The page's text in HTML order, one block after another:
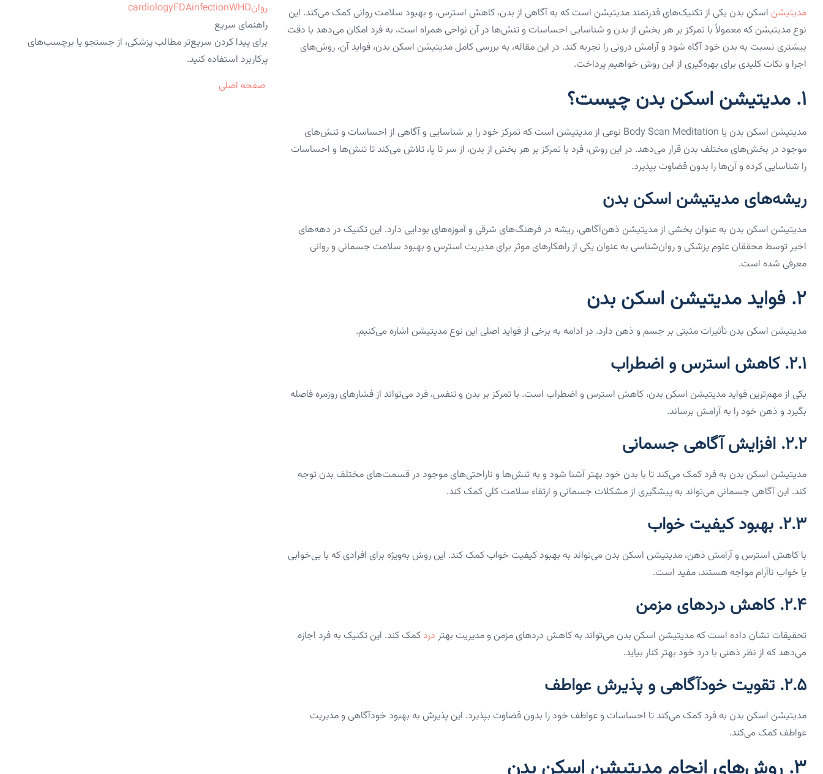
مدیتیشن اسکن بدن یکی از تکنیک‌های قدرتمند مدیتیشن است که به آگاهی از بدن، کاهش استرس، و بهبود سلامت روانی کمک می‌کند. این
نوع مدیتیشن که معمولاً با تمرکز بر هر بخش از بدن و شناسایی احساسات و تنش‌ها در آن نواحی همراه است، به فرد امکان می‌دهد با دقت
بیشتری نسبت به بدن خود آگاه شود و آرامش درونی را تجربه کند. در این مقاله، به بررسی کامل مدیتیشن اسکن بدن، فواید آن، روش‌های
اجرا و نکات کلیدی برای بهره‌گیری از این روش خواهیم پرداخت.
۱. مدیتیشن اسکن بدن چیست؟
مدیتیشن اسکن بدن یا Body Scan Meditation نوعی از مدیتیشن است که تمرکز خود را بر شناسایی و آگاهی از احساسات و تنش‌های
موجود در بخش‌های مختلف بدن قرار می‌دهد. در این روش، فرد با تمرکز بر هر بخش از بدن، از سر تا پا، تلاش می‌کند تا تنش‌ها و احساسات
را شناسایی کرده و آن‌ها را بدون قضاوت بپذیرد.
ریشه‌های مدیتیشن اسکن بدن
مدیتیشن اسکن بدن به عنوان بخشی از مدیتیشن ذهن‌آگاهی، ریشه در فرهنگ‌های شرقی و آموزه‌های بودایی دارد. این تکنیک در دهه‌های
اخیر توسط محققان علوم پزشکی و روان‌شناسی به عنوان یکی از راهکارهای موثر برای مدیریت استرس و بهبود سلامت جسمانی و روانی
معرفی شده است.
۲. فواید مدیتیشن اسکن بدن
مدیتیشن اسکن بدن تأثیرات مثبتی بر جسم و ذهن دارد. در ادامه به برخی از فواید اصلی این نوع مدیتیشن اشاره می‌کنیم.
۲.۱. کاهش استرس و اضطراب
یکی از مهم‌ترین فواید مدیتیشن اسکن بدن، کاهش استرس و اضطراب است. با تمرکز بر بدن و تنفس، فرد می‌تواند از فشارهای روزمره فاصله
بگیرد و ذهن خود را به آرامش برساند.
۲.۲. افزایش آگاهی جسمانی
مدیتیشن اسکن بدن به فرد کمک می‌کند تا با بدن خود بهتر آشنا شود و به تنش‌ها و ناراحتی‌های موجود در قسمت‌های مختلف بدن توجه
کند. این آگاهی جسمانی می‌تواند به پیشگیری از مشکلات جسمانی و ارتقاء سلامت کلی کمک کند.
۲.۳. بهبود کیفیت خواب
با کاهش استرس و آرامش ذهن، مدیتیشن اسکن بدن می‌تواند به بهبود کیفیت خواب کمک کند. این روش به‌ویژه برای افرادی که با بی‌خوابی
یا خواب ناآرام مواجه هستند، مفید است.
۲.۴. کاهش دردهای مزمن
تحقیقات نشان داده است که مدیتیشن اسکن بدن می‌تواند به کاهش دردهای مزمن و مدیریت بهتر درد کمک کند. این تکنیک به فرد اجازه
می‌دهد که از نظر ذهنی با درد خود بهتر کنار بیاید.
۲.۵. تقویت خودآگاهی و پذیرش عواطف
مدیتیشن اسکن بدن به فرد کمک می‌کند تا احساسات و عواطف خود را بدون قضاوت بپذیرد. این پذیرش به بهبود خودآگاهی و مدیریت
عواطف کمک می‌کند.
روان
cardiologyFDAinfectionWHO
راهنمای سریع
برای پیدا کردن سریع‌تر مطالب پزشکی، از جستجو یا برچسب‌های
پرکاربرد استفاده کنید.
صفحه اصلی